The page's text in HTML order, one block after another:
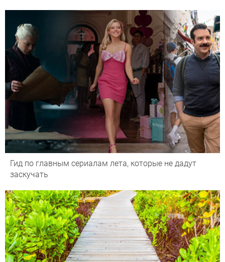
Гид по главным сериалам лета, которые не дадут
заскучать